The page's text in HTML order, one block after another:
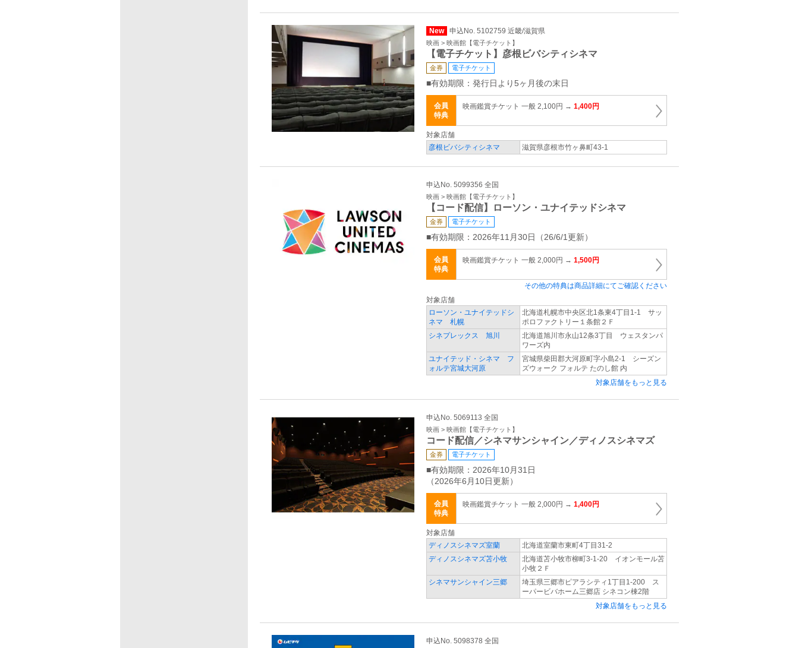
New 申込No. 5102759 近畿/滋賀県
映画 > 映画館【電子チケット】
【電子チケット】彦根ビバシティシネマ
金券 電子チケット
■有効期限：発行日より5ヶ月後の末日
会員
特典
映画鑑賞チケット 一般 2,100円 → 1,400円
対象店舗
彦根ビバシティシネマ
滋賀県彦根市竹ヶ鼻町43‐1
申込No. 5099356 全国
映画 > 映画館【電子チケット】
【コード配信】ローソン・ユナイテッドシネマ
金券 電子チケット
■有効期限：2026年11月30日（26/6/1更新）
会員
特典
映画鑑賞チケット 一般 2,000円 → 1,500円
その他の特典は商品詳細にてご確認ください
対象店舗
ローソン・ユナイテッドシ
ネマ 札幌
北海道札幌市中央区北1条東4丁目1‐1 サッ
ポロファクトリー１条館２Ｆ
シネプレックス 旭川
北海道旭川市永山12条3丁目 ウェスタンパ
ワーズ内
ユナイテッド・シネマ フ
ォルテ宮城大河原
宮城県柴田郡大河原町字小島2-1 シーズン
ズウォーク フォルテ たのし館 内
対象店舗をもっと見る
申込No. 5069113 全国
映画 > 映画館【電子チケット】
コード配信／シネマサンシャイン／ディノスシネマズ
金券 電子チケット
■有効期限：2026年10月31日
（2026年6月10日更新）
会員
特典
映画鑑賞チケット 一般 2,000円 → 1,400円
対象店舗
ディノスシネマズ室蘭
北海道室蘭市東町4丁目31‐2
ディノスシネマズ苫小牧
北海道苫小牧市柳町3‐1‐20 イオンモール苫
小牧２Ｆ
シネマサンシャイン三郷
埼玉県三郷市ピアラシティ1丁目1-200 ス
ーパービバホーム三郷店 シネコン棟2階
対象店舗をもっと見る
申込No. 5098378 全国